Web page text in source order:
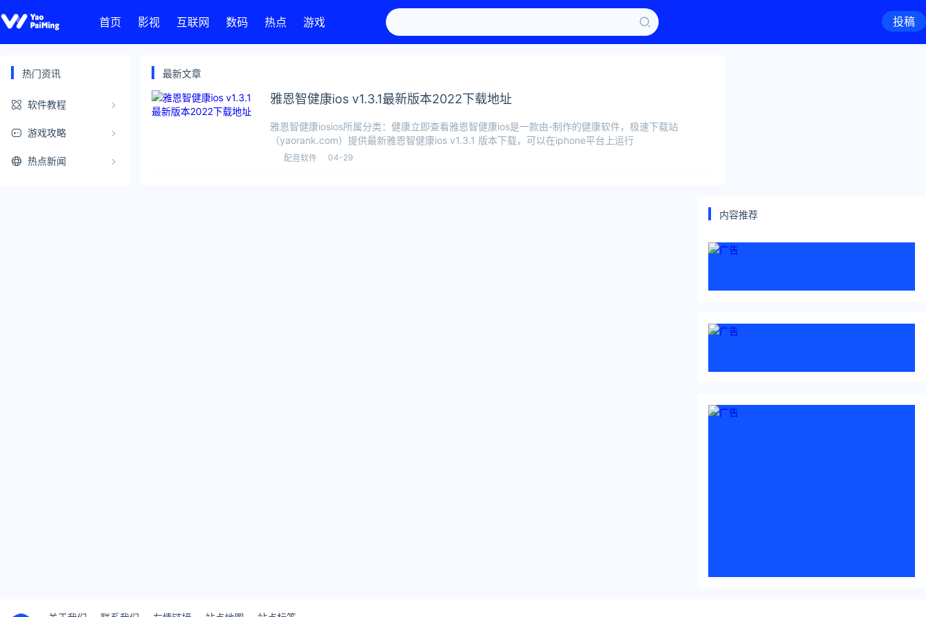
首页 影视 互联网 数码 热点 游戏 投稿
热门资讯
软件教程
游戏攻略
热点新闻
最新文章
雅恩智健康ios v1.3.1最新版本2022下载地址
雅恩智健康iosios所属分类：健康立即查看雅恩智健康ios是一款由-制作的健康软件，极速下载站
（yaorank.com）提供最新雅恩智健康ios v1.3.1 版本下载，可以在iphone平台上运行
配音软件 04-29
内容推荐